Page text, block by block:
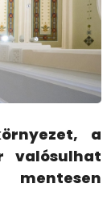
a
valósulhat